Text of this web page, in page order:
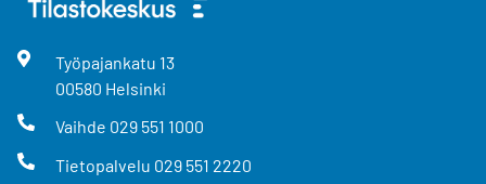
Työpajankatu 13
00580 Helsinki
Vaihde 029 551 1000
Tietopalvelu 029 551 2220